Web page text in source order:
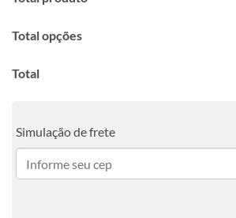
Total opções
Total
Simulação de frete